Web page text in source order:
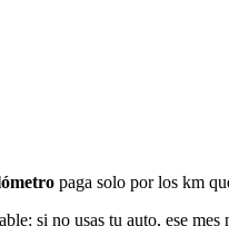
paga solo por los km
si no usas tu auto, ese mes